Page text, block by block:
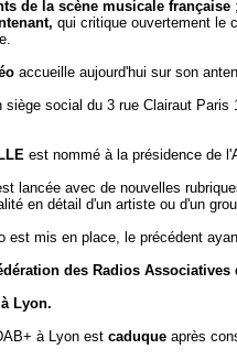
de la scène musicale française
qui critique ouvertement le
accueille aujourd'hui sur son
social du 3 rue Clairaut
est nommé à la présidence de
lancée avec de nouvelles
en détail d'un artiste ou d'un
est mis en place, le précédent
des Radios Associatives
Lyon.
à Lyon est caduque après